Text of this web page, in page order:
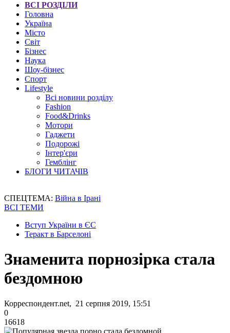
ВСІ РОЗДІЛИ
Головна
Україна
Місто
Світ
Бізнес
Наука
Шоу-бізнес
Спорт
Lifestyle
Всі новини розділу
Fashion
Food&Drinks
Мотори
Гаджети
Подорожі
Інтер'єри
Гемблінг
БЛОГИ ЧИТАЧІВ
СПЕЦТЕМА: Війна в Ірані
ВСІ ТЕМИ
Вступ України в ЄС
Теракт в Барселоні
Знаменита порнозірка стала
бездомною
Корреспондент.net, 21 серпня 2019, 15:51
0
16618